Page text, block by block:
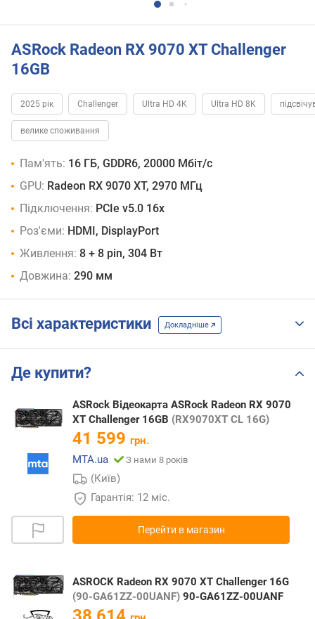
ASRock Radeon RX 9070 XT Challenger
16GB
2025 рік Challenger Ultra HD 4K Ultra HD 8K
велике споживання
Пам'ять: 16 ГБ, GDDR6, 20000 Мбіт/с
GPU: Radeon RX 9070 XT, 2970 МГц
Підключення: PCIe v5.0 16x
Роз'єми: HDMI, DisplayPort
Живлення: 8 + 8 pin, 304 Вт
Довжина: 290 мм
Всі характеристики Докладніше
Де купити?
ASRock Відеокарта ASRock Radeon RX 9070
XT Challenger 16GB (RX9070XT CL 16G)
41 599 грн.
MTA.ua
З нами 8 років
(Київ)
Гарантія: 12 міс.
Перейти в магазин
ASROCK Radeon RX 9070 XT Challenger 16G
(90-GA61ZZ-00UANF) 90-GA61ZZ-00UANF